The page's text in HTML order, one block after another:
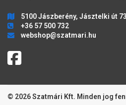
5100 Jászberény, Jásztelki út
+36 57 500 732
webshop@szatmari.hu
© 2026 Szatmári Kft. Minden jog